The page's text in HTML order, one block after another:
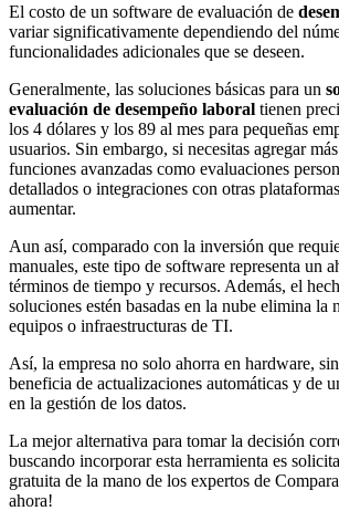
El costo de un software de evaluación de
variar significativamente dependiendo del
funcionalidades adicionales que se deseen.
Generalmente, las soluciones básicas para un
evaluación de desempeño laboral tienen
los 4 dólares y los 89 al mes para pequeñas
usuarios. Sin embargo, si necesitas agregar
funciones avanzadas como evaluaciones
detallados o integraciones con otras
aumentar.
Aun así, comparado con la inversión que
manuales, este tipo de software representa un
términos de tiempo y recursos. Además, el
soluciones estén basadas en la nube elimina la
equipos o infraestructuras de TI.
Así, la empresa no solo ahorra en hardware,
beneficia de actualizaciones automáticas y de
en la gestión de los datos.
La mejor alternativa para tomar la decisión
buscando incorporar esta herramienta es
gratuita de la mano de los expertos de
ahora!